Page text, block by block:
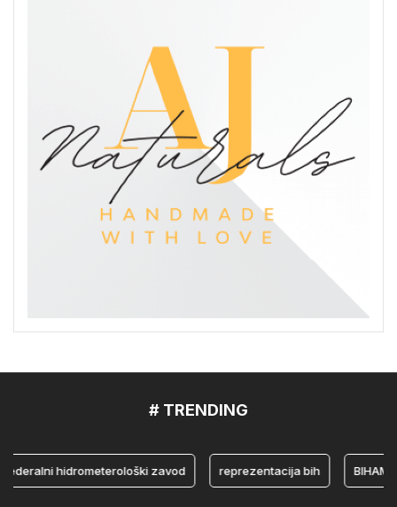
# TRENDING
hidrometerološki zavod reprezentacija bih BIHAMK